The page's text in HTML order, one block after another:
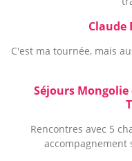
Claude
C'est ma tournée, mais
Séjours
Rencontres avec 5